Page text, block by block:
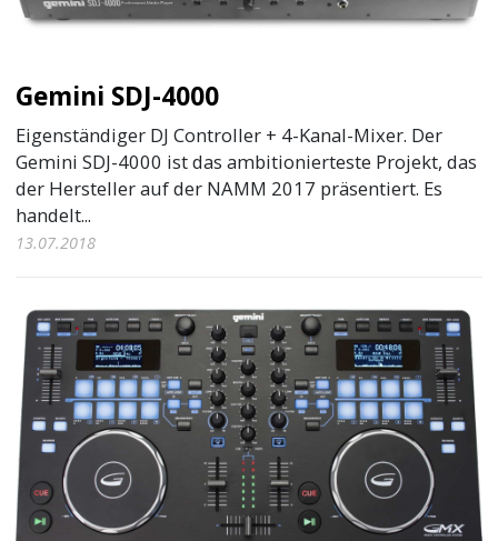
Gemini SDJ-4000
Eigenständiger DJ Controller + 4-Kanal-Mixer. Der
Gemini SDJ-4000 ist das ambitionierteste Projekt, das
der Hersteller auf der NAMM 2017 präsentiert. Es
handelt...
13.07.2018